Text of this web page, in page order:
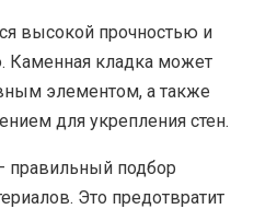
высокой прочностью и
Каменная кладка может
элементом, а также
для укрепления стен.
правильный подбор
Это предотвратит